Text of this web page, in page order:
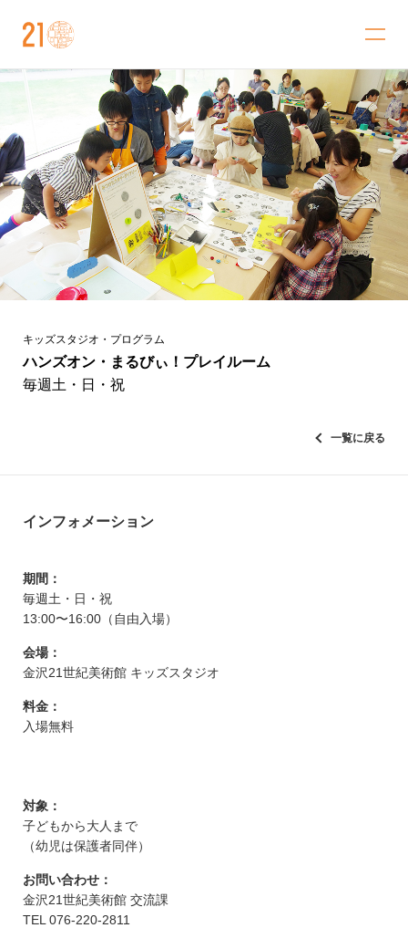
キッズスタジオ・プログラム
ハンズオン・まるびぃ！プレイルーム
毎週土・日・祝
一覧に戻る
インフォメーション
期間：
毎週土・日・祝
13:00〜16:00（自由入場）
会場：
金沢21世紀美術館 キッズスタジオ
料金：
入場無料
対象：
子どもから大人まで
（幼児は保護者同伴）
お問い合わせ：
金沢21世紀美術館 交流課
TEL 076-220-2811